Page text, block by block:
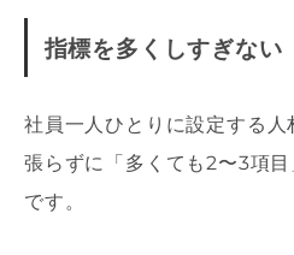
指標を多くしすぎない
社員一人ひとりに設定する
張らずに「多くても2〜3項
です。